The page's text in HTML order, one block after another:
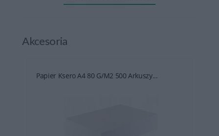
Akcesoria
Papier Ksero A4 80 G/m2 500 Arkuszy...